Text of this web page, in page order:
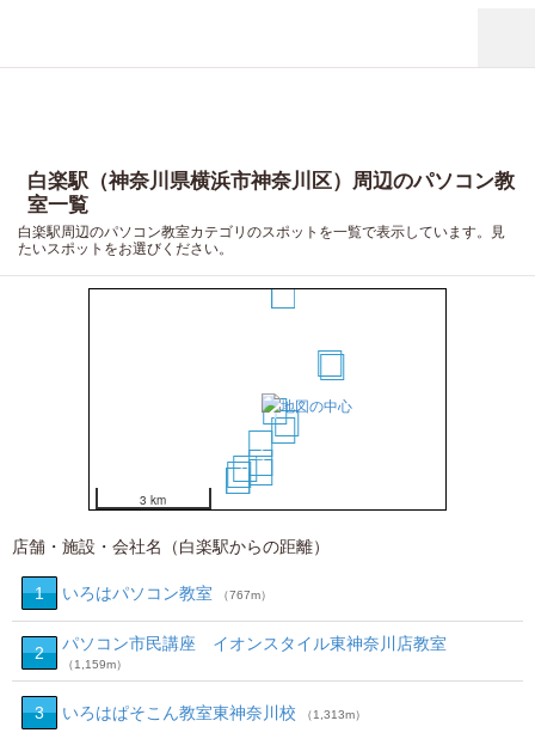
白楽駅（神奈川県横浜市神奈川区）周辺のパソコン教
室一覧
白楽駅周辺のパソコン教室カテゴリのスポットを一覧で表示しています。見
たいスポットをお選びください。
12
3
4
7
8
910
11
12
13
3 km
店舗・施設・会社名（白楽駅からの距離）
1 いろはパソコン教室 （767m）
2 パソコン市民講座 イオンスタイル東神奈川店教室
（1,159m）
3 いろはぱそこん教室東神奈川校 （1,313m）